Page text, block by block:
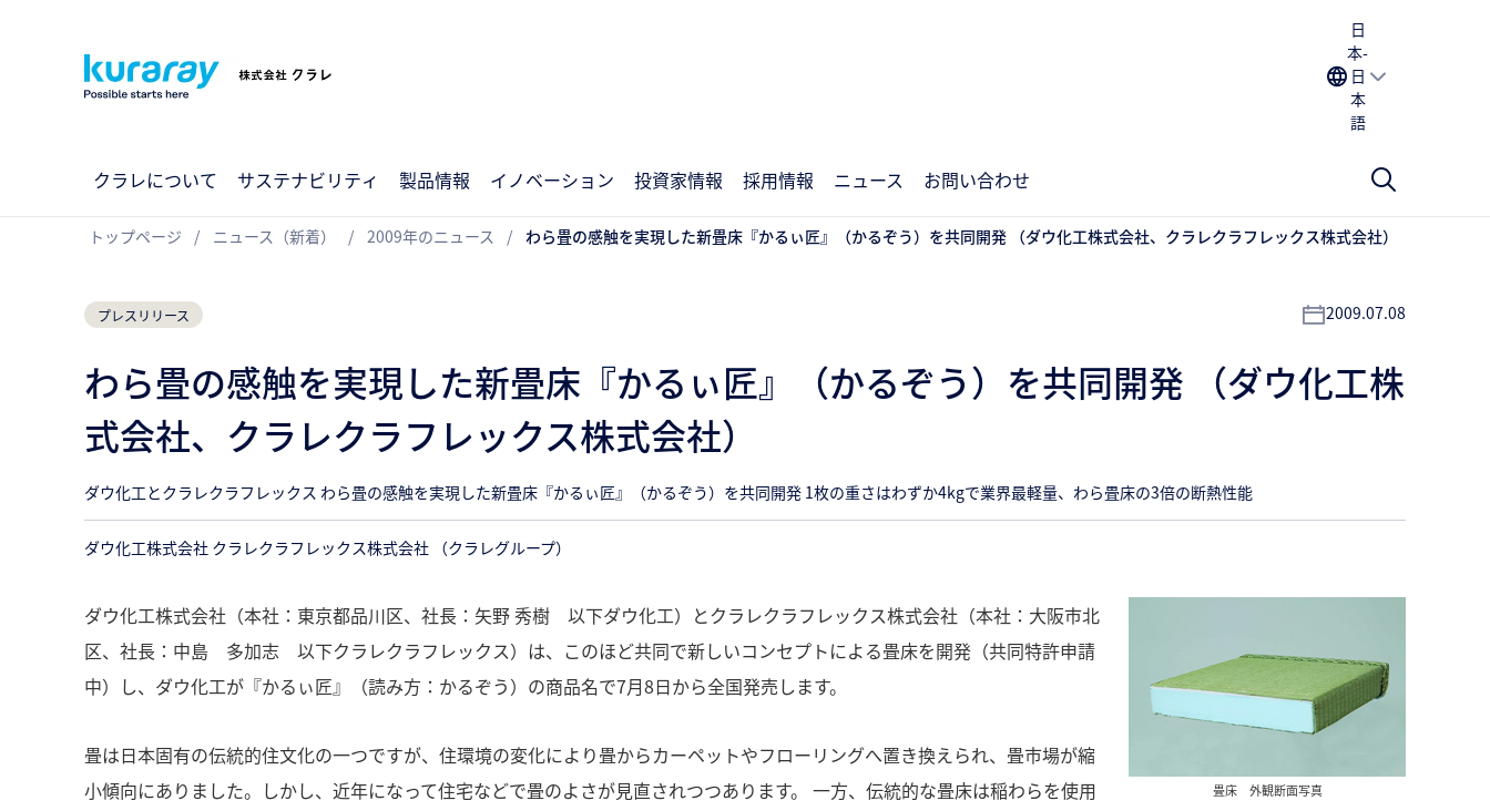
日
本-
日
本
語
クラレについて サステナビリティ 製品情報 イノベーション 投資家情報 採用情報 ニュース お問い合わせ
トップページ ニュース（新着） 2009年のニュース わら畳の感触を実現した新畳床『かるぃ匠』（かるぞう）を共同開発 （ダウ化工株式会社、クラレクラフレックス株式会社）
プレスリリース 2009.07.08
わら畳の感触を実現した新畳床『かるぃ匠』（かるぞう）を共同開発 （ダウ化工株
式会社、クラレクラフレックス株式会社）
ダウ化工とクラレクラフレックス わら畳の感触を実現した新畳床『かるぃ匠』（かるぞう）を共同開発 1枚の重さはわずか4kgで業界最軽量、わら畳床の3倍の断熱性能
ダウ化工株式会社 クラレクラフレックス株式会社 （クラレグループ）
畳床 外観断面写真
ダウ化工株式会社（本社：東京都品川区、社長：矢野 秀樹 以下ダウ化工）とクラレクラフレックス株式会社（本社：大阪市北
区、社長：中島 多加志 以下クラレクラフレックス）は、このほど共同で新しいコンセプトによる畳床を開発（共同特許申請
中）し、ダウ化工が『かるぃ匠』（読み方：かるぞう）の商品名で7月8日から全国発売します。
畳は日本固有の伝統的住文化の一つですが、住環境の変化により畳からカーペットやフローリングへ置き換えられ、畳市場が縮
小傾向にありました。しかし、近年になって住宅などで畳のよさが見直されつつあります。 一方、伝統的な畳床は稲わらを使用